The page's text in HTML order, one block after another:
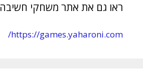
ראו גם את אתר משחקי חשיבה
https://games.yaharoni.com/